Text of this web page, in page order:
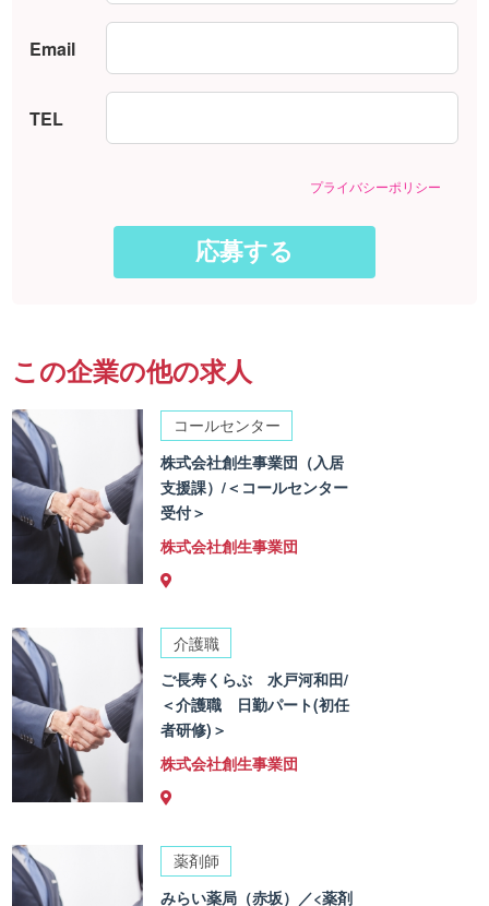
Email
TEL
プライバシーポリシー
この企業の他の求人
コールセンター
株式会社創生事業団（入居
支援課）/＜コールセンター
受付＞
株式会社創生事業団
介護職
ご長寿くらぶ 水戸河和田/
＜介護職 日勤パート(初任
者研修)＞
株式会社創生事業団
薬剤師
みらい薬局（赤坂）／<薬剤